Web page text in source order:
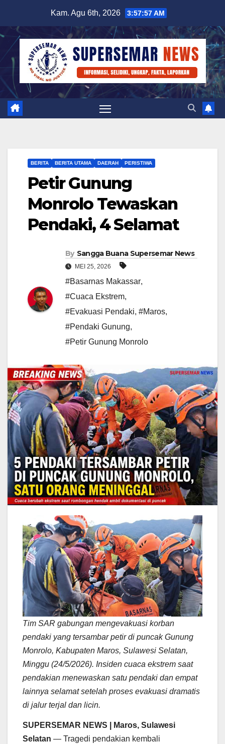
content
Kam. Agu 6th, 2026 3:57:58 AM
BERITA BERITA UTAMA DAERAH PERISTIWA
Petir Gunung
Monrolo Tewaskan
Pendaki, 4 Selamat
By Sangga Buana Supersemar News
MEI 25, 2026
#Basarnas Makassar,
#Cuaca Ekstrem,
#Evakuasi Pendaki, #Maros,
#Pendaki Gunung,
#Petir Gunung Monrolo
Tim SAR gabungan mengevakuasi korban
pendaki yang tersambar petir di puncak Gunung
Monrolo, Kabupaten Maros, Sulawesi Selatan,
Minggu (24/5/2026). Insiden cuaca ekstrem saat
pendakian menewaskan satu pendaki dan empat
lainnya selamat setelah proses evakuasi dramatis
di jalur terjal dan licin.
SUPERSEMAR NEWS | Maros, Sulawesi
Selatan — Tragedi pendakian kembali